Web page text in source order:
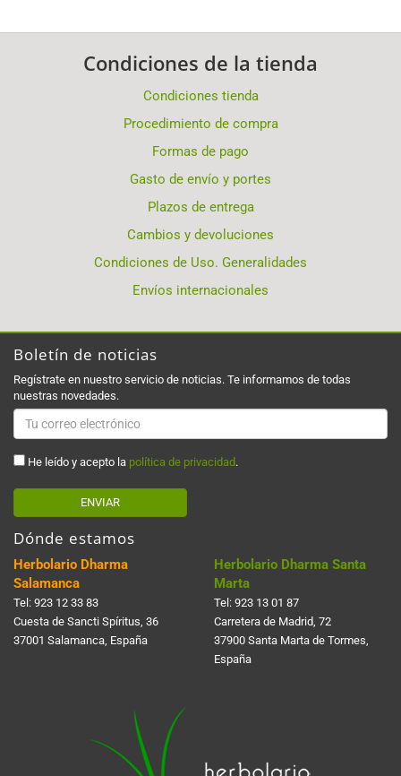
Condiciones de la tienda
Condiciones tienda
Procedimiento de compra
Formas de pago
Gasto de envío y portes
Plazos de entrega
Cambios y devoluciones
Condiciones de Uso. Generalidades
Envíos internacionales
Boletín de noticias
Regístrate en nuestro servicio de noticias. Te informamos de todas
nuestras novedades.
He leído y acepto la política de privacidad.
ENVIAR
Dónde estamos
Herbolario Dharma
Salamanca
Tel: 923 12 33 83
Cuesta de Sancti Spí­ritus, 36
37001 Salamanca, España
Herbolario Dharma Santa
Marta
Tel: 923 13 01 87
Carretera de Madrid, 72
37900 Santa Marta de Tormes,
España